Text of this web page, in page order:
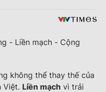
- Liền mạch - Cộng
không thể thay thế của
Việt. Liền mạch vì trải